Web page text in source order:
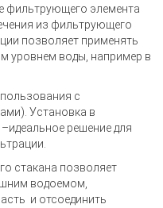
фильтрующего элемента
из фильтрующего
позволяет применять
уровнем воды, например в
с
Установка в
решение для
стакана позволяет
водоемом,
и отсоединить